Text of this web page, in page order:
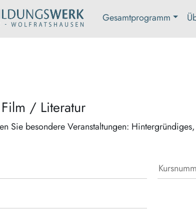
Gesamtprogramm
/ Literatur
Sie besondere Veranstaltungen: